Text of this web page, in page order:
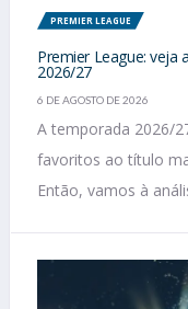
PREMIER LEAGUE
Premier League: veja
2026/27
6 DE AGOSTO DE 2026
A temporada 2026/
favoritos ao título
Então, vamos à